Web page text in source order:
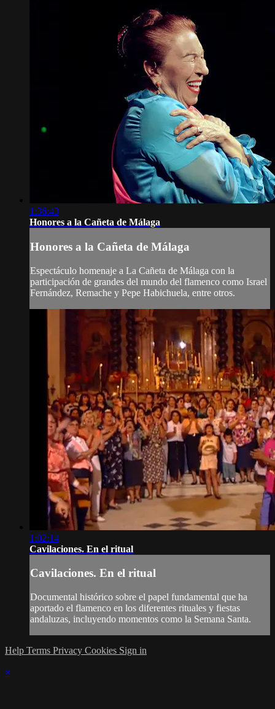
1:36:43
Honores a la Cañeta de Málaga
Honores a la Cañeta de Málaga
Espectáculo homenaje a La Cañeta de Málaga con la
participación de grandes del mundo del flamenco como Israel
Fernández, Remache y Pepe Habichuela, entre otros.
1:02:14
Cavilaciones. En el ritual
Cavilaciones. En el ritual
Documental histórico sobre el papel fundamental que ha
aportado el flamenco en los diferentes rituales y fiestas
andaluzas, incluyendo momentos como la Semana Santa.
Help Terms Privacy Cookies Sign in
×